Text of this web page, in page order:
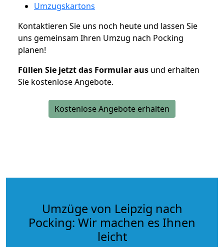
Umzugskartons
Kontaktieren Sie uns noch heute und lassen Sie
uns gemeinsam Ihren Umzug nach Pocking
planen!
Füllen Sie jetzt das Formular aus und erhalten
Sie kostenlose Angebote.
Kostenlose Angebote erhalten
Umzüge von Leipzig nach
Pocking: Wir machen es Ihnen
leicht